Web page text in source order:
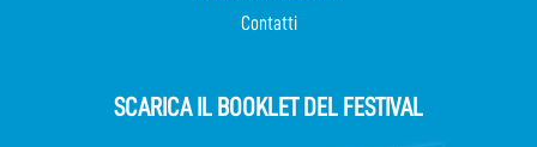
Contatti
SCARICA IL BOOKLET DEL FESTIVAL